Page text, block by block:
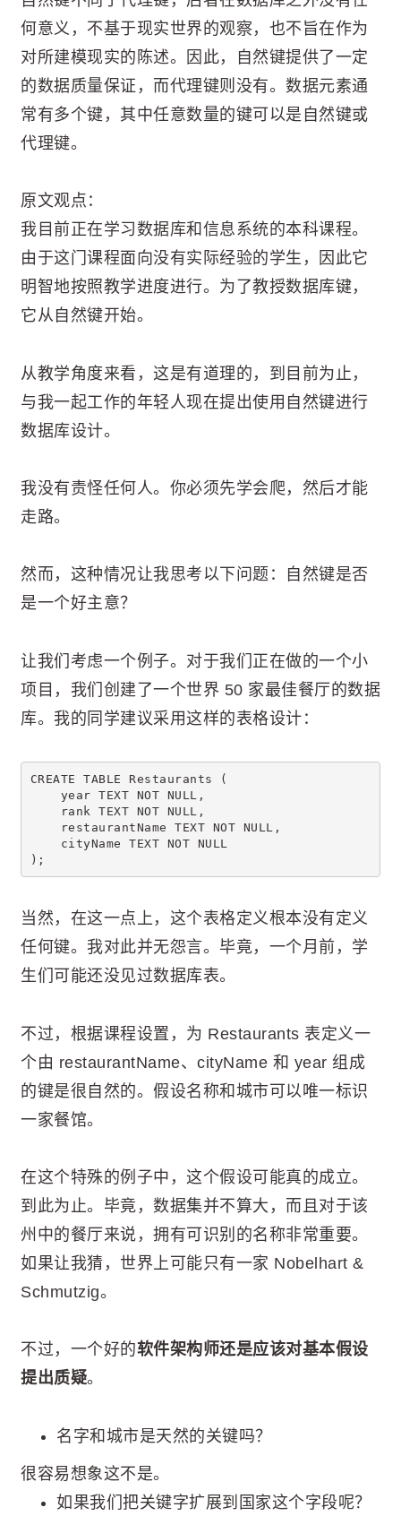
何意义，不基于现实世界的观察，也不旨在作为
对所建模现实的陈述。因此，自然键提供了一定
的数据质量保证，而代理键则没有。数据元素通
常有多个键，其中任意数量的键可以是自然键或
代理键。
原文观点：
我目前正在学习数据库和信息系统的本科课程。
由于这门课程面向没有实际经验的学生，因此它
明智地按照教学进度进行。为了教授数据库键，
它从自然键开始。
从教学角度来看，这是有道理的，到目前为止，
与我一起工作的年轻人现在提出使用自然键进行
数据库设计。
我没有责怪任何人。你必须先学会爬，然后才能
走路。
然而，这种情况让我思考以下问题：自然键是否
是一个好主意？
让我们考虑一个例子。对于我们正在做的一个小
项目，我们创建了一个世界 50 家最佳餐厅的数据
库。我的同学建议采用这样的表格设计：
CREATE TABLE Restaurants (
year TEXT NOT NULL,
rank TEXT NOT NULL,
restaurantName TEXT NOT NULL,
cityName TEXT NOT NULL
);
当然，在这一点上，这个表格定义根本没有定义
任何键。我对此并无怨言。毕竟，一个月前，学
生们可能还没见过数据库表。
不过，根据课程设置，为 Restaurants 表定义一
个由 restaurantName、cityName 和 year 组成
的键是很自然的。假设名称和城市可以唯一标识
一家餐馆。
在这个特殊的例子中，这个假设可能真的成立。
到此为止。毕竟，数据集并不算大，而且对于该
州中的餐厅来说，拥有可识别的名称非常重要。
如果让我猜，世界上可能只有一家 Nobelhart &
Schmutzig。
不过，一个好的软件架构师还是应该对基本假设
提出质疑。
名字和城市是天然的关键吗？
很容易想象这不是。
如果我们把关键字扩展到国家这个字段呢？